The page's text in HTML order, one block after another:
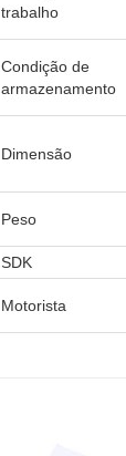
trabalho
Condição de
armazenamento
Dimensão
Peso
SDK
Motorista